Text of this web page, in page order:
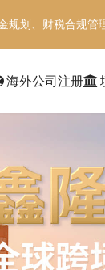
划、财税合规管
海外公司注册